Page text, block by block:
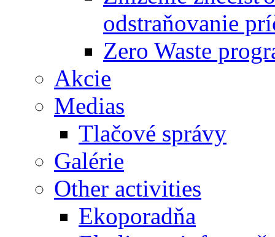
odstraňovanie
Zero Waste
Akcie
Medias
Tlačové správy
Galérie
Other activities
Ekoporadňa